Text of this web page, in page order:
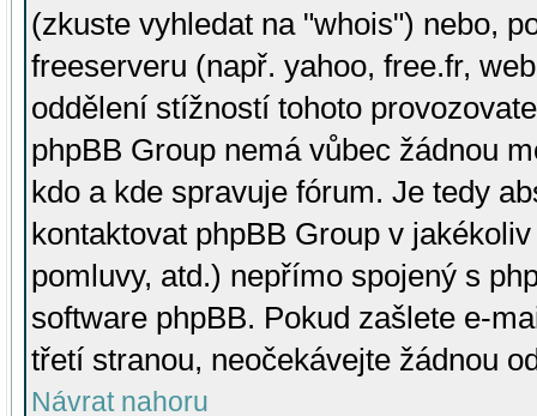
(zkuste vyhledat na "whois") nebo,
freeserveru (např. yahoo, free.fr,
oddělení stížností tohoto
phpBB Group nemá vůbec žádnou
kdo a kde spravuje fórum. Je tedy
kontaktovat phpBB Group v
pomluvy, atd.) nepřímo spojený s
software phpBB. Pokud zašlete e-
třetí stranou, neočekávejte žádnou
Návrat nahoru